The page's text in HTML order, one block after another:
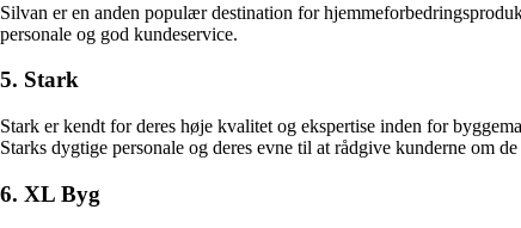
Silvan er en anden populær destination for
personale og god kundeservice.
5. Stark
Stark er kendt for deres høje kvalitet og ekspertise inden for
Starks dygtige personale og deres evne til at rådgive kunderne om
6. XL Byg